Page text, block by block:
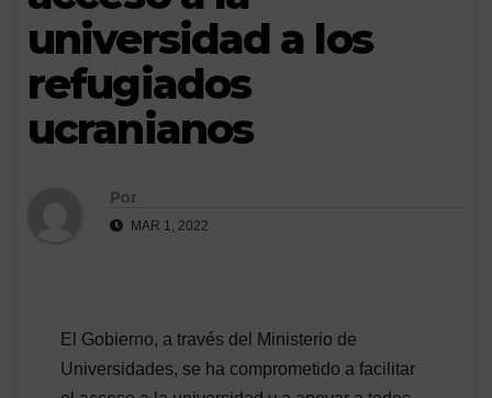
universidad a los
refugiados
ucranianos
Por
MAR 1, 2022
El Gobierno, a través del Ministerio de
Universidades, se ha comprometido a facilitar